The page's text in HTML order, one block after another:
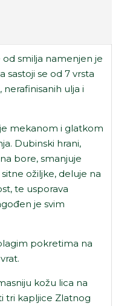
smilja namenjen je
sastoji se od 7 vrsta
ulja i
mekanom i glatkom
Dubinski hrani,
bore, smanjuje
ožiljke, deluje na
te usporava
je svim
pokretima na
kožu lica na
tri kapljice Zlatnog